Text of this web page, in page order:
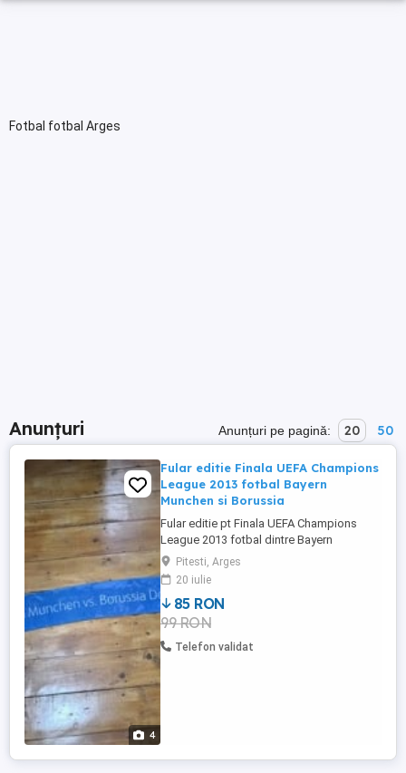
Fotbal fotbal Arges
Anunțuri Anunțuri pe pagină: 20 50
4
Fular editie Finala UEFA Champions
League 2013 fotbal Bayern
Munchen si Borussia
Fular editie pt Finala UEFA Champions
League 2013 fotbal dintre Bayern
Munchen si Borussia Dortmund,de acum
11 ani, nou,nu a fost purtat, stare perfecta,
Trimit si in tara.
Pitesti, Arges
20 iulie
85 RON
99 RON
Telefon validat